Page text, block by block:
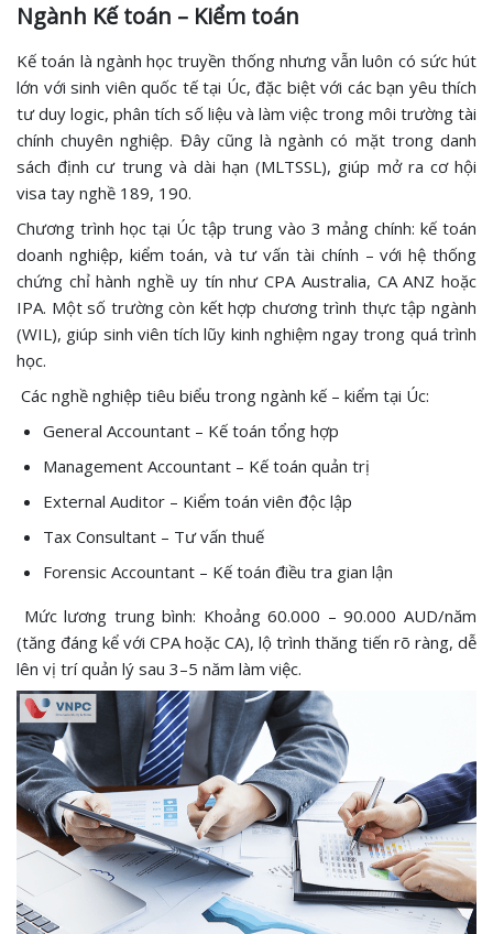
Ngành Kế toán – Kiểm toán
Kế toán là ngành học truyền thống nhưng vẫn luôn có sức hút
lớn với sinh viên quốc tế tại Úc, đặc biệt với các bạn yêu thích
tư duy logic, phân tích số liệu và làm việc trong môi trường tài
chính chuyên nghiệp. Đây cũng là ngành có mặt trong danh
sách định cư trung và dài hạn (MLTSSL), giúp mở ra cơ hội
visa tay nghề 189, 190.
Chương trình học tại Úc tập trung vào 3 mảng chính: kế toán
doanh nghiệp, kiểm toán, và tư vấn tài chính – với hệ thống
chứng chỉ hành nghề uy tín như CPA Australia, CA ANZ hoặc
IPA. Một số trường còn kết hợp chương trình thực tập ngành
(WIL), giúp sinh viên tích lũy kinh nghiệm ngay trong quá trình
học.
Các nghề nghiệp tiêu biểu trong ngành kế – kiểm tại Úc:
General Accountant – Kế toán tổng hợp
Management Accountant – Kế toán quản trị
External Auditor – Kiểm toán viên độc lập
Tax Consultant – Tư vấn thuế
Forensic Accountant – Kế toán điều tra gian lận
Mức lương trung bình: Khoảng 60.000 – 90.000 AUD/năm
(tăng đáng kể với CPA hoặc CA), lộ trình thăng tiến rõ ràng, dễ
lên vị trí quản lý sau 3–5 năm làm việc.